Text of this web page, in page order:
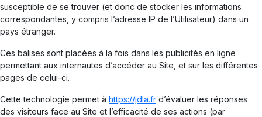
susceptible de se trouver (et donc de stocker les informations
correspondantes, y compris l’adresse IP de l’Utilisateur) dans un
pays étranger.
Ces balises sont placées à la fois dans les publicités en ligne
permettant aux internautes d’accéder au Site, et sur les différentes
pages de celui-ci.
Cette technologie permet à https://jdla.fr d’évaluer les réponses
des visiteurs face au Site et l’efficacité de ses actions (par